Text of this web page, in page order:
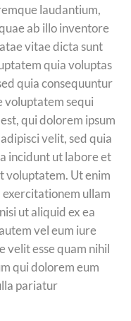
laudantium,
ab illo inventore
vitae dicta sunt
quia voluptas
quia consequuntur
voluptatem sequi
qui dolorem ipsum
velit, sed quia
incidunt ut labore et
voluptatem. Ut enim
ullam
ut aliquid ex ea
vel eum iure
velit esse quam nihil
qui dolorem eum
pariatur